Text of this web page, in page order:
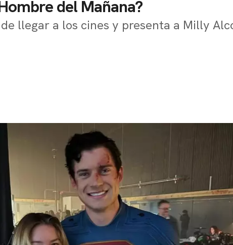
del Mañana?
llegar a los cines y presenta a Milly